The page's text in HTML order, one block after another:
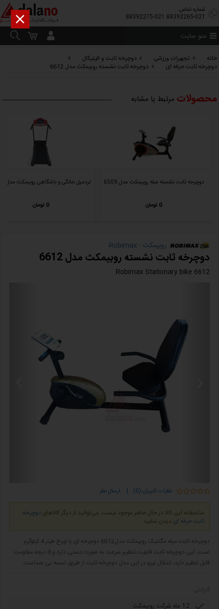
شماره تماس
88392265-021
88392275-021
منو سایت
خانه تجهیزات ورزشی
دوچرخه ثابت و الپتیکال
دوچرخه ثابت حرفه ای
دوچرخه ثابت نشسته روبیمکث مدل 6612
محصولات مرتبط یا مشابه
دوچرخه ثابت نشسته مبله روبیمکث مدل 6509
0 تومان
تردمیل خانگی و باشگاهی روبیمکث مدل 9918
0 تومان
روبیمکث - Robimax
دوچرخه ثابت نشسته روبیمکث مدل 6612
Robimax Stationary bike 6612
نظرات کاربران (0) | ارسال نظر
متاسفانه این کالا در حال حاضر موجود نیست. می‌توانید از دیگر کالاهای دوچرخه
ثابت حرفه ای دیدن نمایید.
دوچرخه ثابت مبله مگنتیک روبیمکث مدل6612 دوچرخه ای با چرخ طیار 4 کیلوگرم
است، این دوچرخه ثابت قابلیت تنظیم سرعت به صورت دستی دارد و 8 درجه مقاومت
قابل تنظیم دارد، انتقال نیرو در این مدل دوچرخه ثابت از طریق تسمه بی صداست.
